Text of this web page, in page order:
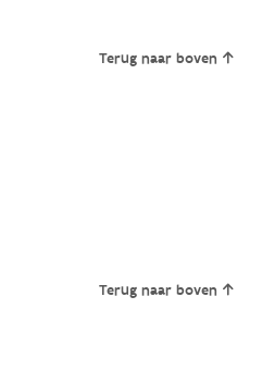
Terug naar boven
Terug naar boven